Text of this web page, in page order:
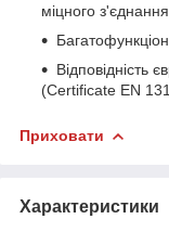
міцного
Відповідність
(Certificate EN
Приховати
Характеристики